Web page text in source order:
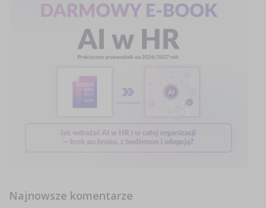
Najnowsze komentarze